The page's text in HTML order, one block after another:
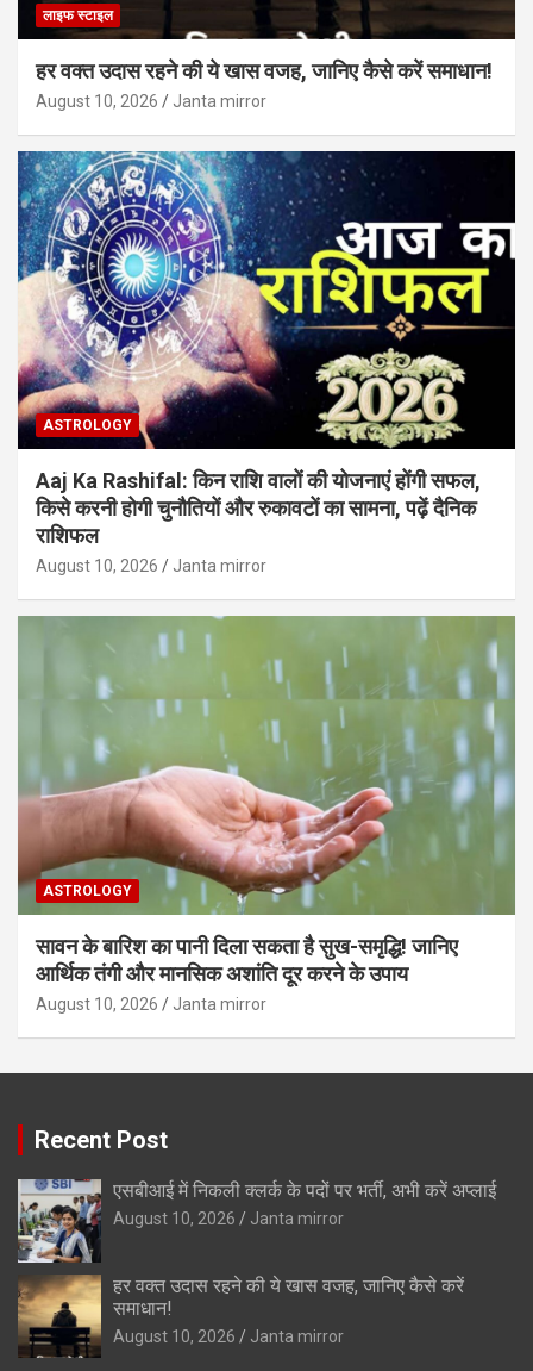
लाइफ स्टाइल
हर वक्त उदास रहने की ये खास वजह, जानिए कैसे करें समाधान!
August 10, 2026 Janta mirror
ASTROLOGY
Aaj Ka Rashifal: किन राशि वालों की योजनाएं होंगी सफल,
किसे करनी होगी चुनौतियों और रुकावटों का सामना, पढ़ें दैनिक
राशिफल
August 10, 2026 Janta mirror
ASTROLOGY
सावन के बारिश का पानी दिला सकता है सुख-समृद्धि! जानिए
आर्थिक तंगी और मानसिक अशांति दूर करने के उपाय
August 10, 2026 Janta mirror
Recent Post
एसबीआई में निकली क्लर्क के पदों पर भर्ती, अभी करें अप्‍लाई
August 10, 2026 Janta mirror
हर वक्त उदास रहने की ये खास वजह, जानिए कैसे करें
समाधान!
August 10, 2026 Janta mirror